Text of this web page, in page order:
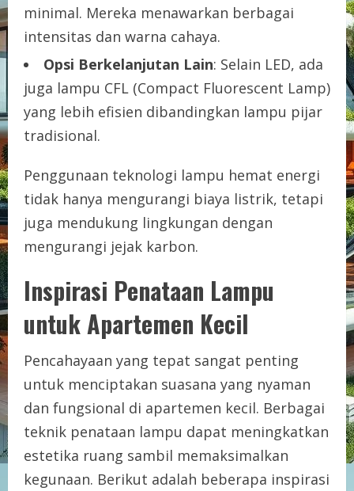
minimal. Mereka menawarkan berbagai
intensitas dan warna cahaya.
Opsi Berkelanjutan Lain: Selain LED, ada
juga lampu CFL (Compact Fluorescent Lamp)
yang lebih efisien dibandingkan lampu pijar
tradisional.
Penggunaan teknologi lampu hemat energi
tidak hanya mengurangi biaya listrik, tetapi
juga mendukung lingkungan dengan
mengurangi jejak karbon.
Inspirasi Penataan Lampu
untuk Apartemen Kecil
Pencahayaan yang tepat sangat penting
untuk menciptakan suasana yang nyaman
dan fungsional di apartemen kecil. Berbagai
teknik penataan lampu dapat meningkatkan
estetika ruang sambil memaksimalkan
kegunaan. Berikut adalah beberapa inspirasi